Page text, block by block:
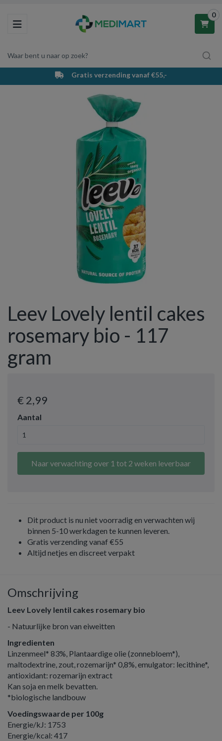
Toggle navigation
Waar bent u naar op zoek?
0
Winkelwagen
Uw winkelwagen is leeg.
Vul hem met producten.
Gratis verzending vanaf €55,-
Leev Lovely lentil cakes
rosemary bio - 117
gram
€ 2,99
Aantal
Naar verwachting over 1 tot 2 weken leverbaar
Dit product is nu niet voorradig en verwachten wij
binnen 5-10 werkdagen te kunnen leveren.
Gratis verzending vanaf €55
Altijd netjes en discreet verpakt
Omschrijving
Leev Lovely lentil cakes rosemary bio
- Natuurlijke bron van eiweitten
Ingredienten
Linzenmeel* 83%, Plantaardige olie (zonnebloem*),
maltodextrine, zout, rozemarijn* 0,8%, emulgator: lecithine*,
antioxidant: rozemarijn extract
Kan soja en melk bevatten.
*biologische landbouw
Voedingswaarde per 100g
Energie/kJ: 1753
Energie/kcal: 417